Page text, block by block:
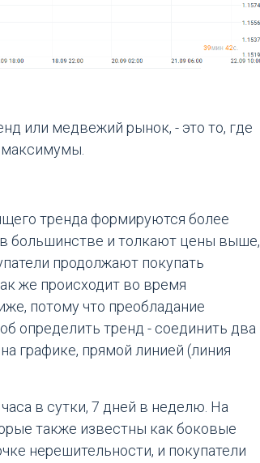
или медвежий рынок, - это то, где
максимумы.
тренда формируются более
большинстве и толкают цены выше,
продолжают покупать
же происходит во время
потому что преобладание
определить тренд - соединить два
графике, прямой линией (линия
в сутки, 7 дней в неделю. На
также известны как боковые
нерешительности, и покупатели